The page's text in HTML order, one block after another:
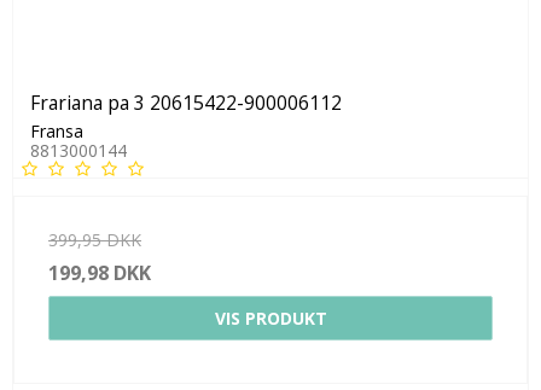
Frariana pa 3 20615422-900006112
Fransa
8813000144
399,95 DKK
199,98 DKK
VIS PRODUKT